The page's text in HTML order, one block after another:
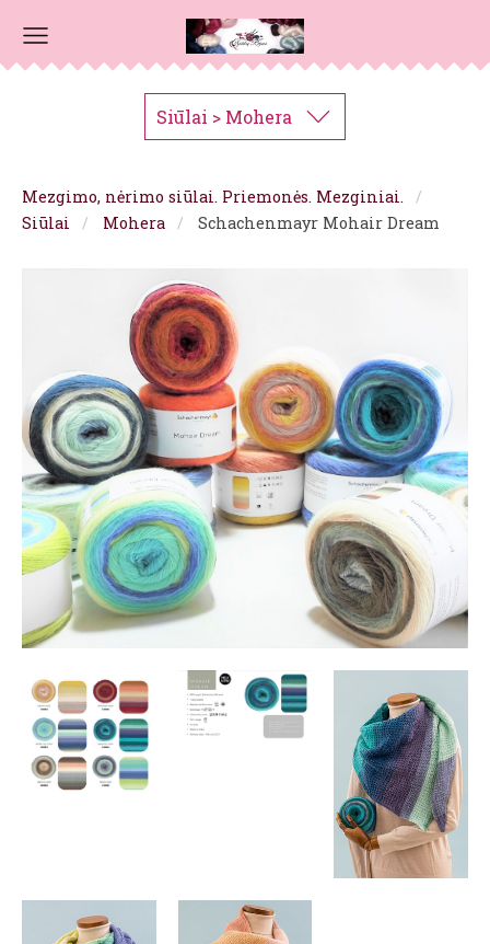
Siūlai > Mohera
Mezgimo, nėrimo siūlai. Priemonės. Mezginiai.
Siūlai
Mohera Schachenmayr Mohair Dream